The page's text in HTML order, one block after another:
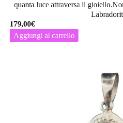
quanta luce attraversa il
179,00€
Aggiungi al carrello